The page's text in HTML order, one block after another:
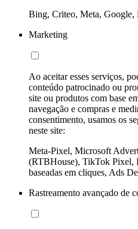
Bing, Criteo, Meta,
Marketing
Ao aceitar esses serviços,
conteúdo patrocinado ou
site ou produtos com base
navegação e compras e
consentimento, usamos os
neste site:
Meta-Pixel, Microsoft
(RTBHouse), TikTok Pixel,
baseadas em cliques, Ads
Rastreamento avançado de